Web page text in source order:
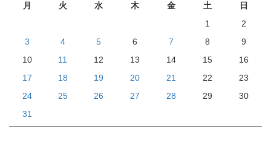
月 火 水 木 金 土
日
1
2
3
4 5 6 7 8
9
10
11 12 13 14 15
16
17
18 19 20 21 22
23
24
25 26 27 28 29
30
31